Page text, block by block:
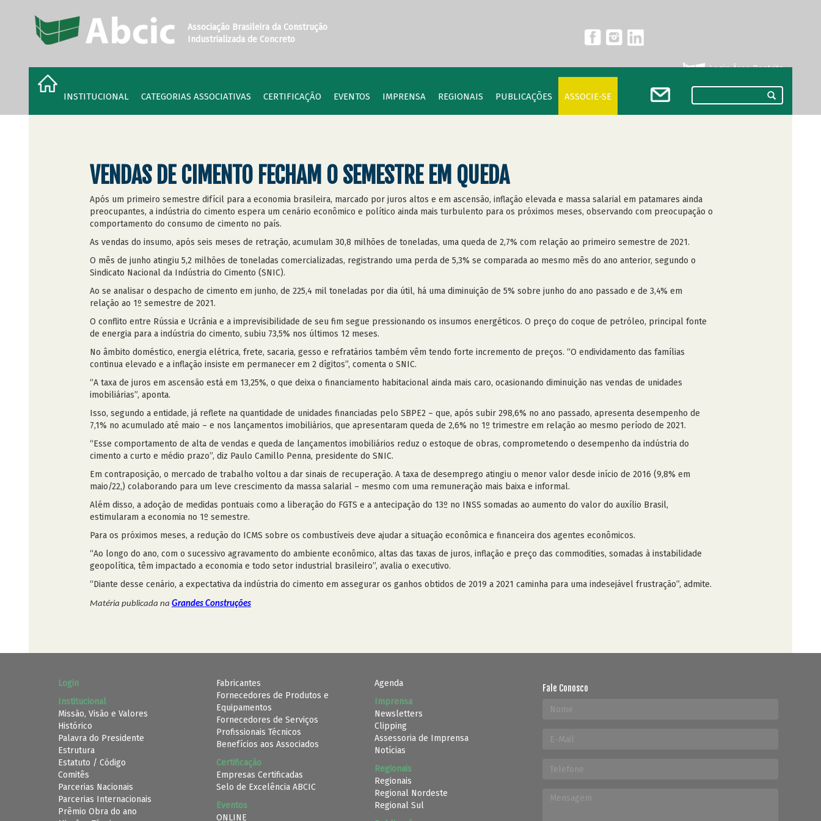
Associação Brasileira da Construção
Industrializada de Concreto
Login Área Restrita
INSTITUCIONAL CATEGORIAS ASSOCIATIVAS CERTIFICAÇÃO EVENTOS IMPRENSA REGIONAIS PUBLICAÇÕES ASSOCIE-SE
VENDAS DE CIMENTO FECHAM O SEMESTRE EM QUEDA
Após um primeiro semestre difícil para a economia brasileira, marcado por juros altos e em ascensão, inflação elevada e massa salarial em patamares ainda
preocupantes, a indústria do cimento espera um cenário econômico e político ainda mais turbulento para os próximos meses, observando com preocupação o
comportamento do consumo de cimento no país.
As vendas do insumo, após seis meses de retração, acumulam 30,8 milhões de toneladas, uma queda de 2,7% com relação ao primeiro semestre de 2021.
O mês de junho atingiu 5,2 milhões de toneladas comercializadas, registrando uma perda de 5,3% se comparada ao mesmo mês do ano anterior, segundo o
Sindicato Nacional da Indústria do Cimento (SNIC).
Ao se analisar o despacho de cimento em junho, de 225,4 mil toneladas por dia útil, há uma diminuição de 5% sobre junho do ano passado e de 3,4% em
relação ao 1º semestre de 2021.
O conflito entre Rússia e Ucrânia e a imprevisibilidade de seu fim segue pressionando os insumos energéticos. O preço do coque de petróleo, principal fonte
de energia para a indústria do cimento, subiu 73,5% nos últimos 12 meses.
No âmbito doméstico, energia elétrica, frete, sacaria, gesso e refratários também vêm tendo forte incremento de preços. “O endividamento das famílias
continua elevado e a inflação insiste em permanecer em 2 dígitos”, comenta o SNIC.
“A taxa de juros em ascensão está em 13,25%, o que deixa o financiamento habitacional ainda mais caro, ocasionando diminuição nas vendas de unidades
imobiliárias”, aponta.
Isso, segundo a entidade, já reflete na quantidade de unidades financiadas pelo SBPE2 – que, após subir 298,6% no ano passado, apresenta desempenho de
7,1% no acumulado até maio – e nos lançamentos imobiliários, que apresentaram queda de 2,6% no 1º trimestre em relação ao mesmo período de 2021.
“Esse comportamento de alta de vendas e queda de lançamentos imobiliários reduz o estoque de obras, comprometendo o desempenho da indústria do
cimento a curto e médio prazo”, diz Paulo Camillo Penna, presidente do SNIC.
Em contraposição, o mercado de trabalho voltou a dar sinais de recuperação. A taxa de desemprego atingiu o menor valor desde início de 2016 (9,8% em
maio/22,) colaborando para um leve crescimento da massa salarial – mesmo com uma remuneração mais baixa e informal.
Além disso, a adoção de medidas pontuais como a liberação do FGTS e a antecipação do 13º no INSS somadas ao aumento do valor do auxílio Brasil,
estimularam a economia no 1º semestre.
Para os próximos meses, a redução do ICMS sobre os combustíveis deve ajudar a situação econômica e financeira dos agentes econômicos.
“Ao longo do ano, com o sucessivo agravamento do ambiente econômico, altas das taxas de juros, inflação e preço das commodities, somadas à instabilidade
geopolítica, têm impactado a economia e todo setor industrial brasileiro”, avalia o executivo.
“Diante desse cenário, a expectativa da indústria do cimento em assegurar os ganhos obtidos de 2019 a 2021 caminha para uma indesejável frustração”, admite.
Matéria publicada na Grandes Construções
Login
Institucional
Missão, Visão e Valores
Histórico
Palavra do Presidente
Estrutura
Estatuto / Código
Comitês
Parcerias Nacionais
Parcerias Internacionais
Prêmio Obra do ano
Fabricantes
Fornecedores de Produtos e
Equipamentos
Fornecedores de Serviços
Profissionais Técnicos
Benefícios aos Associados
Certificação
Empresas Certificadas
Selo de Excelência ABCIC
Eventos
ONLINE
Agenda
Imprensa
Newsletters
Clipping
Assessoria de Imprensa
Notícias
Regionais
Regionais
Regional Nordeste
Regional Sul
Fale Conosco